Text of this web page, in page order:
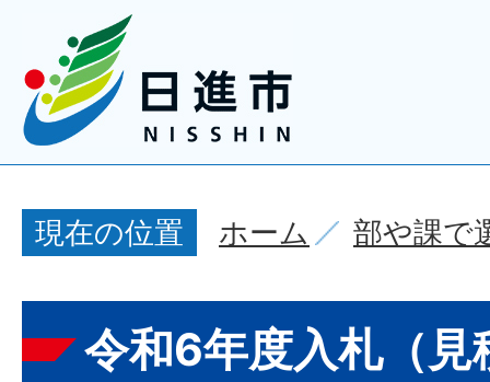
現在の位置 ホーム 部や課で
令和6年度入札（見